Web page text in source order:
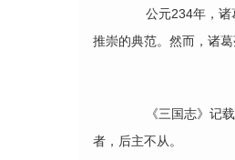
公元234年，诸葛
推崇的典范。然而，诸
《三国志》记载
者，后主不从。